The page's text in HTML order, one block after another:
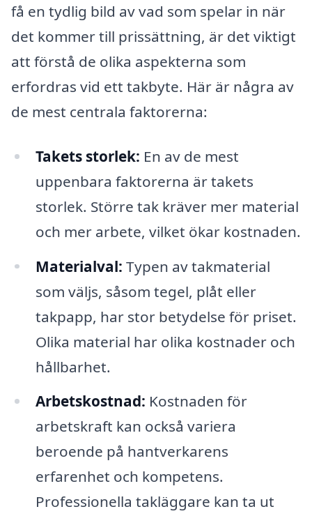
få en tydlig bild av vad som spelar in när
det kommer till prissättning, är det viktigt
att förstå de olika aspekterna som
erfordras vid ett takbyte. Här är några av
de mest centrala faktorerna:
Takets storlek: En av de mest
uppenbara faktorerna är takets
storlek. Större tak kräver mer material
och mer arbete, vilket ökar kostnaden.
Materialval: Typen av takmaterial
som väljs, såsom tegel, plåt eller
takpapp, har stor betydelse för priset.
Olika material har olika kostnader och
hållbarhet.
Arbetskostnad: Kostnaden för
arbetskraft kan också variera
beroende på hantverkarens
erfarenhet och kompetens.
Professionella takläggare kan ta ut